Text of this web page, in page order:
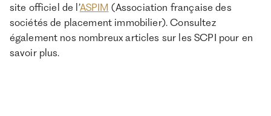
site officiel de l’ASPIM (Association française des
sociétés de placement immobilier). Consultez
également nos nombreux articles sur les SCPI pour en
savoir plus.